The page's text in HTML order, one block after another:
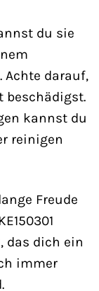
du sie
Achte darauf,
beschädigst.
kannst du
reinigen
Freude
das dich ein
immer